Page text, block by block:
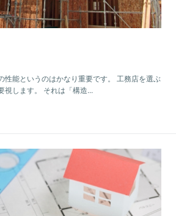
性能というのはかなり重要です。 工務店を選ぶ
視します。 それは「構造...